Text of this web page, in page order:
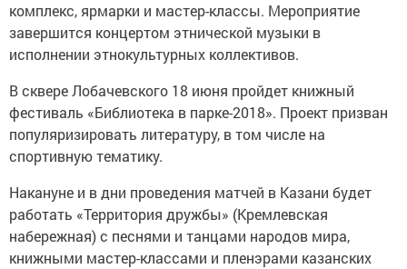
комплекс, ярмарки и мастер-классы. Мероприятие
завершится концертом этнической музыки в
исполнении этнокультурных коллективов.
В сквере Лобачевского 18 июня пройдет книжный
фестиваль «Библиотека в парке-2018». Проект призван
популяризировать литературу, в том числе на
спортивную тематику.
Накануне и в дни проведения матчей в Казани будет
работать «Территория дружбы» (Кремлевская
набережная) с песнями и танцами народов мира,
книжными мастер-классами и пленэрами казанских